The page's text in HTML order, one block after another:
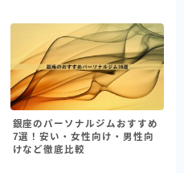
銀座のパーソナルジムおすすめ
7選！安い・女性向け・男性向
けなど徹底比較